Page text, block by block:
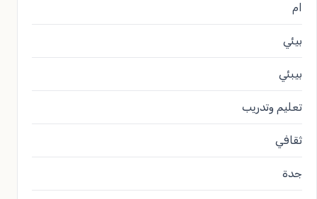
ام
بيئي
بيبئي
تعليم وتدريب
ثقافي
جدة